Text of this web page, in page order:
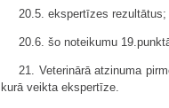
20.5. ekspertīzes rezultātus;
20.6. šo noteikumu
21. Veterinārā atzinuma
kurā veikta ekspertīze.